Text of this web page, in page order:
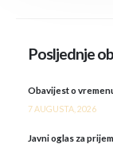
Posljednje
Obavijest o
7 AUGUSTA, 2026
Javni oglas za